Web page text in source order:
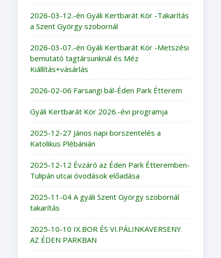
2026-03-12.-én Gyáli Kertbarát Kör -Takarítás
a Szent György szobornál
2026-03-07.-én Gyáli Kertbarát Kör -Metszési
bemutató tagtársunknál és Méz
Kiállítás+vásárlás
2026-02-06 Farsangi bál-Éden Park Étterem
Gyáli Kertbarát Kör 2026.-évi programja
2025-12-27 János napi borszentelés a
Katolikus Plébánián
2025-12-12 Évzáró az Éden Park Étteremben-
Tulipán utcai óvodások előadása
2025-11-04 A gyáli Szent György szobornál
takarítás
2025-10-10 IX.BOR ÉS VI.PÁLINKAVERSENY
AZ ÉDEN PARKBAN